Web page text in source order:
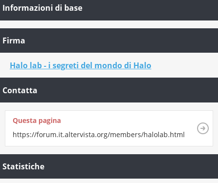
Informazioni di base
Firma
Halo lab - i segreti del mondo di Halo
Contatta
Questa pagina
https://forum.it.altervista.org/members/halolab.html
Statistiche